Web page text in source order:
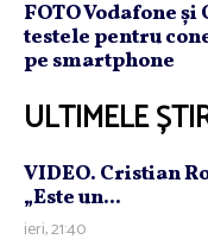
FOTO Vodafone
testele pentru
pe smartphone
ULTIMELE
VIDEO. Cristian
„Este un...
ieri, 21:40